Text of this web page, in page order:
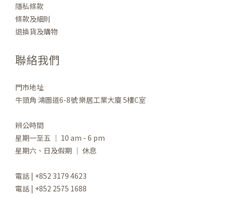
隱私條款
條款及細則
退換貨及購物
聯絡我們
門市地址
牛頭角 鴻圖道6-8號 樂居工業大廈 5樓C室
辨公時間
星期一至五 ｜ 10 am - 6 pm
星期六、日及假期 ｜ 休息
電話 | +852 3179 4623
電話 | +852 2575 1688